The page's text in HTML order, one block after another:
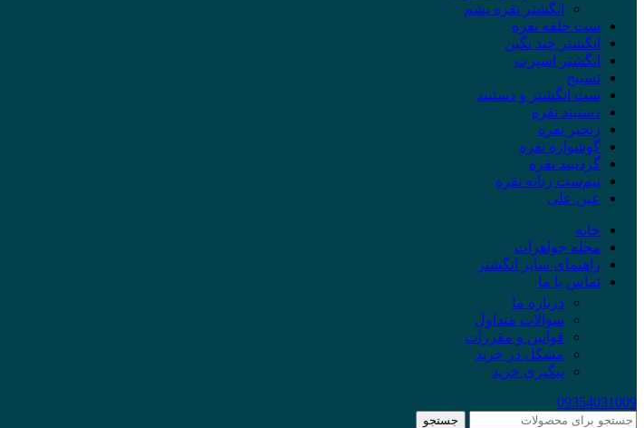
انگشتر نقره یشم
ست حلقه نقره
انگشتر چند نگین
انگشتر اسپرت
تسبیح
ست انگشتر و دستبند
دستبند نقره
زنجیر نقره
گوشواره نقره
گردنبند نقره
نیم‌ست زنانه نقره
عین علی
خانه
مجله جواهرات
راهنمای سایز انگشتر
تماس با ما
درباره ما
سوالات متداول
قوانین و مقررات
مشکل در خرید
پیگیری خرید
09354031009
جستجو